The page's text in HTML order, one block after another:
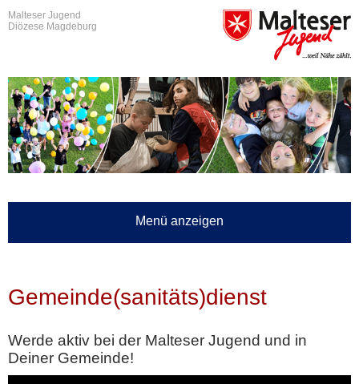
Malteser Jugend
Diözese Magdeburg
Menü anzeigen
Gemeinde(sanitäts)dienst
Werde aktiv bei der Malteser Jugend und in
Deiner Gemeinde!